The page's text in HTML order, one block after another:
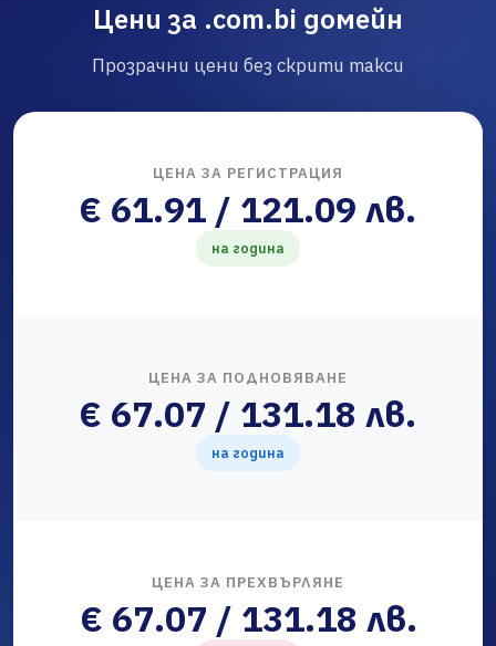
Цени за .com.bi домейн
Прозрачни цени без скрити такси
ЦЕНА ЗА РЕГИСТРАЦИЯ
€ 61.91 / 121.09 лв.
на година
ЦЕНА ЗА ПОДНОВЯВАНЕ
€ 67.07 / 131.18 лв.
на година
ЦЕНА ЗА ПРЕХВЪРЛЯНЕ
€ 67.07 / 131.18 лв.